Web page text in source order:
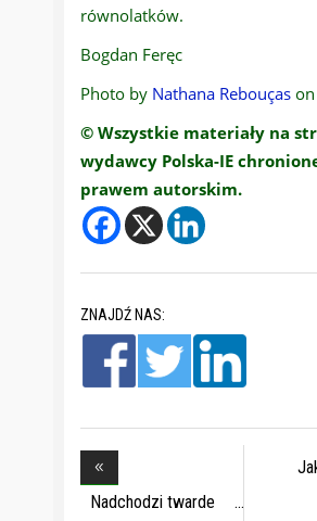
równolatków.
Bogdan Feręc
Photo by Nathana Rebouças on
© Wszystkie materiały na
wydawcy Polska-IE
prawem autorskim.
ZNAJDŹ NAS:
Nadchodzi twarde